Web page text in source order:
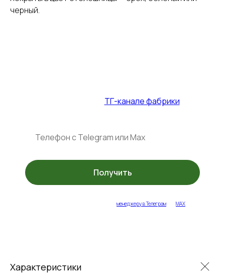
черный.
ТГ-канале фабрики
Получить
менеджеру в Телеграм MAX
Характеристики